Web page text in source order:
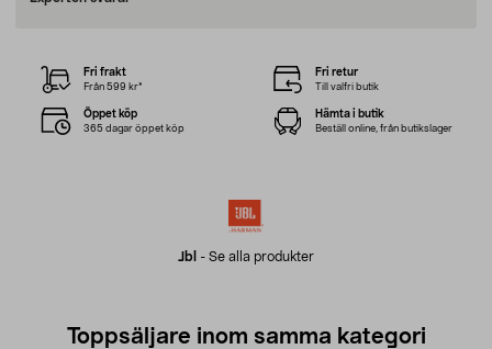
Jbl - Se alla produkter
Fri frakt
Från 599 kr*
Fri retur
Till valfri butik
Öppet köp
365 dagar öppet köp
Hämta i butik
Beställ online, från butikslager
Toppsäljare inom samma kategori